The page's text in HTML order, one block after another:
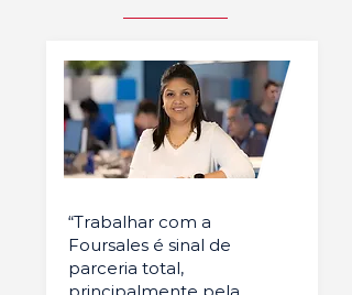
“Trabalhar com a
Foursales é sinal de
parceria total,